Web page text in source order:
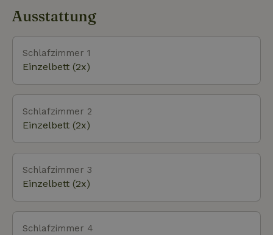
auf die Vögel in diesem speziellen Bachgebiet. Das
Naturschutzgebiet de Slufter steht in offener
Verbindung mit dem Meer. Bei Flut ist das Gebiet
überflutet. Das macht sie reich an salzliebenden
Pflanzen wie Gewöhnlicher Strandflieder und
Queller. Außerdem ist De Slufter ein Futter- und
Rastplatz für viele Vogelarten und die Löffler-
Kolonie aus dem angrenzenden Naturschutzgebiet
De Muy. Ein großer Teil von Texel, darunter das
gesamte Dünengebiet und De Dennen, gehört zum
Nationalpark „Duinen van Texel“. Es gibt hunderte
von speziellen Pflanzen und Tieren, die in der
Gegend leben. Es gibt viele Wander- und Radwege
und es werden regelmäßig Ausflüge durch das
Naturschutzgebiet organisiert. Eine beliebte
Kinderroute ist der Sommeltjespad im „Californiëbos“.
Ausstattung
Schlafzimmer 1
Einzelbett (2x)
Schlafzimmer 2
Einzelbett (2x)
Schlafzimmer 3
Einzelbett (2x)
Schlafzimmer 4